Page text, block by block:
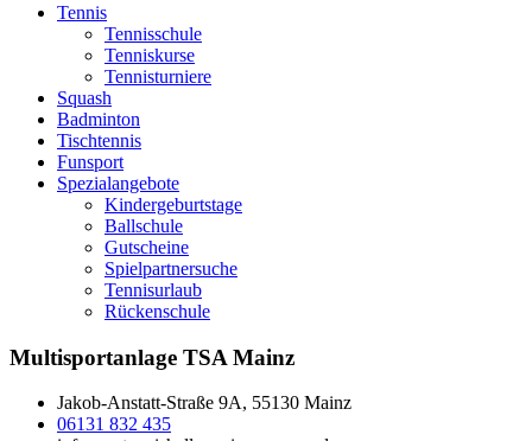
Tennis
Tennisschule
Tenniskurse
Tennisturniere
Squash
Badminton
Tischtennis
Funsport
Spezialangebote
Kindergeburtstage
Ballschule
Gutscheine
Spielpartnersuche
Tennisurlaub
Rückenschule
Multisportanlage TSA Mainz
Jakob-Anstatt-Straße 9A, 55130 Mainz
06131 832 435